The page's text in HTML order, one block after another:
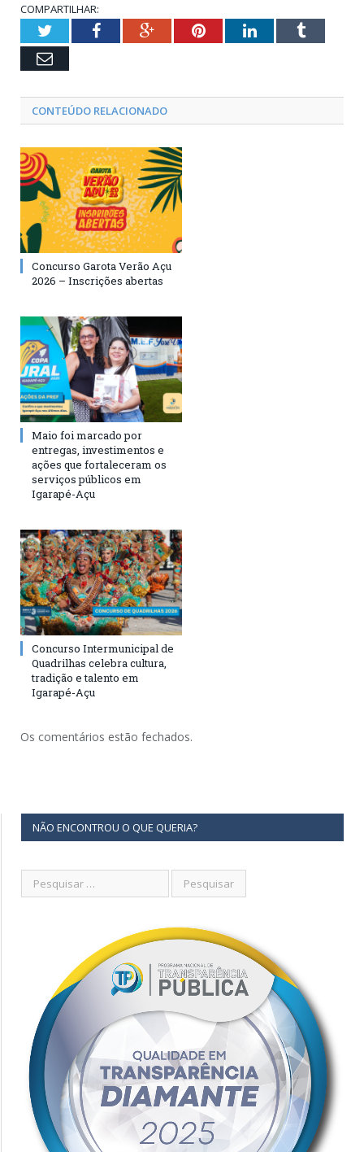
COMPARTILHAR:
TwitterFacebookGoogle+PinterestLinkedInTumblr
Email
CONTEÚDO RELACIONADO
Concurso Garota Verão Açu
2026 – Inscrições abertas
Maio foi marcado por
entregas, investimentos e
ações que fortaleceram os
serviços públicos em
Igarapé-Açu
Concurso Intermunicipal de
Quadrilhas celebra cultura,
tradição e talento em
Igarapé-Açu
Os comentários estão fechados.
NÃO ENCONTROU O QUE QUERIA?